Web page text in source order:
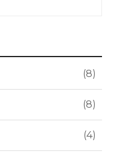
8
8
4